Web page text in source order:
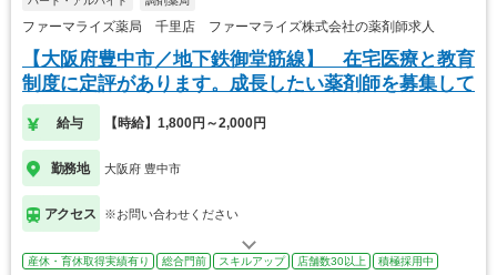
ファーマライズ薬局 千里店 ファーマライズ株式会社の薬剤師求人
【大阪府豊中市／地下鉄御堂筋線】 在宅医療と教育
制度に定評があります。成長したい薬剤師を募集して
給与 【時給】1,800円～2,000円
勤務地 大阪府 豊中市
アクセス ※お問い合わせください
産休・育休取得実績有り 総合門前 スキルアップ 店舗数30以上 積極採用中